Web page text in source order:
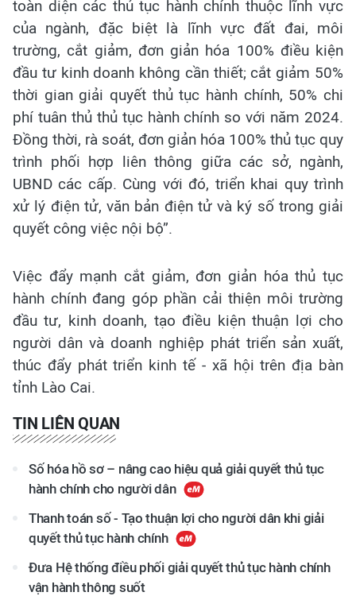
toàn diện các thủ tục hành chính thuộc lĩnh vực
của ngành, đặc biệt là lĩnh vực đất đai, môi
trường, cắt giảm, đơn giản hóa 100% điều kiện
đầu tư kinh doanh không cần thiết; cắt giảm 50%
thời gian giải quyết thủ tục hành chính, 50% chi
phí tuân thủ thủ tục hành chính so với năm 2024.
Đồng thời, rà soát, đơn giản hóa 100% thủ tục quy
trình phối hợp liên thông giữa các sở, ngành,
UBND các cấp. Cùng với đó, triển khai quy trình
xử lý điện tử, văn bản điện tử và ký số trong giải
quyết công việc nội bộ”.
Việc đẩy mạnh cắt giảm, đơn giản hóa thủ tục
hành chính đang góp phần cải thiện môi trường
đầu tư, kinh doanh, tạo điều kiện thuận lợi cho
người dân và doanh nghiệp phát triển sản xuất,
thúc đẩy phát triển kinh tế - xã hội trên địa bàn
tỉnh Lào Cai.
TIN LIÊN QUAN
Số hóa hồ sơ – nâng cao hiệu quả giải quyết thủ tục
hành chính cho người dân
Thanh toán số - Tạo thuận lợi cho người dân khi giải
quyết thủ tục hành chính
Đưa Hệ thống điều phối giải quyết thủ tục hành chính
vận hành thông suốt